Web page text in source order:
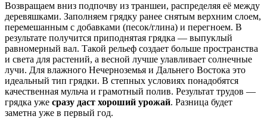
Возвращаем вниз подпочву из траншеи, распределяя её между
деревяшками. Заполняем грядку ранее снятым верхним слоем,
перемешанным с добавками (песок/глина) и перегноем. В
результате получится приподнятая грядка — выпуклый
равномерный вал. Такой рельеф создает больше пространства
и света для растений, а весной лучше улавливает солнечные
лучи. Для влажного Нечерноземья и Дальнего Востока это
идеальный тип грядки. В степных условиях понадобятся
качественная мульча и грамотный полив. Результат трудов —
грядка уже сразу даст хороший урожай. Разница будет
заметна уже в первый год.